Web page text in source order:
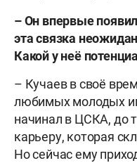
– Он впервые
эта связка
Какой у неё
– Кучаев в своё
любимых молодых
начинал в ЦСКА, до
карьеру, которая
Но сейчас ему